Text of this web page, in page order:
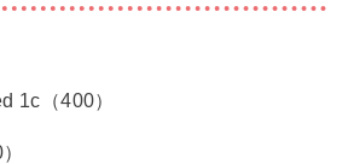
1c（400）